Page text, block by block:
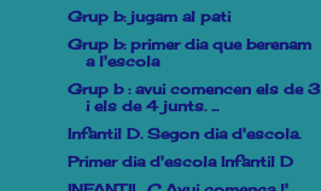
Grup b: jugam al pati
Grup b: primer dia que berenam
a l'escola
Grup b : avui comencen els de 3
i els de 4 junts. ...
Infantil D. Segon dia d'escola.
Primer dia d'escola Infantil D